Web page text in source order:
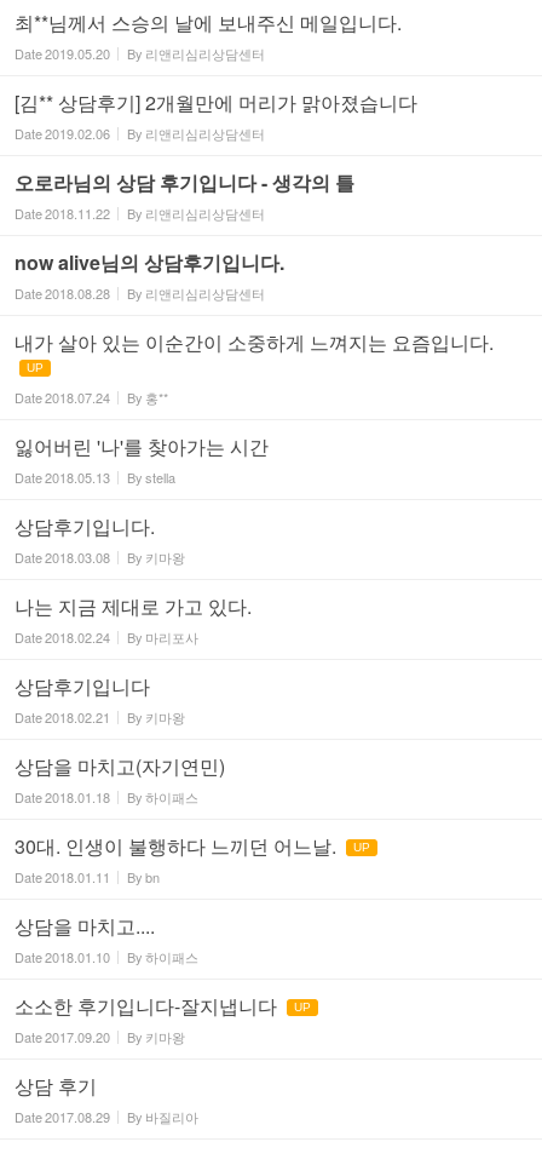
최**님께서 스승의 날에 보내주신 메일입니다.
Date2019.05.20 By 리앤리심리상담센터
[김** 상담후기] 2개월만에 머리가 맑아졌습니다
Date2019.02.06 By 리앤리심리상담센터
오로라님의 상담 후기입니다 - 생각의 틀
Date2018.11.22 By 리앤리심리상담센터
now alive님의 상담후기입니다.
Date2018.08.28 By 리앤리심리상담센터
내가 살아 있는 이순간이 소중하게 느껴지는 요즘입니다.
UP
Date2018.07.24 By 홍**
잃어버린 '나'를 찾아가는 시간
Date2018.05.13 Bystella
상담후기입니다.
Date2018.03.08 By 키마왕
나는 지금 제대로 가고 있다.
Date2018.02.24 By 마리포사
상담후기입니다
Date2018.02.21 By 키마왕
상담을 마치고(자기연민)
Date2018.01.18 By하이패스
30대. 인생이 불행하다 느끼던 어느날. UP
Date2018.01.11 Bybn
상담을 마치고....
Date2018.01.10 By하이패스
소소한 후기입니다-잘지냅니다 UP
Date2017.09.20 By 키마왕
상담 후기
Date2017.08.29 By 바질리아